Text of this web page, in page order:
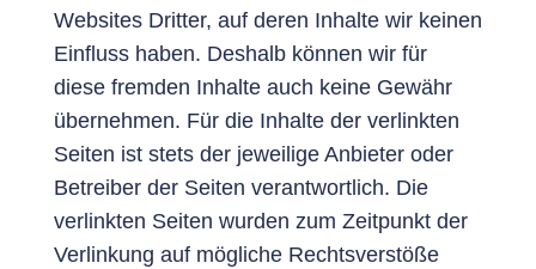
Websites Dritter, auf deren Inhalte wir keinen
Einfluss haben. Deshalb können wir für
diese fremden Inhalte auch keine Gewähr
übernehmen. Für die Inhalte der verlinkten
Seiten ist stets der jeweilige Anbieter oder
Betreiber der Seiten verantwortlich. Die
verlinkten Seiten wurden zum Zeitpunkt der
Verlinkung auf mögliche Rechtsverstöße